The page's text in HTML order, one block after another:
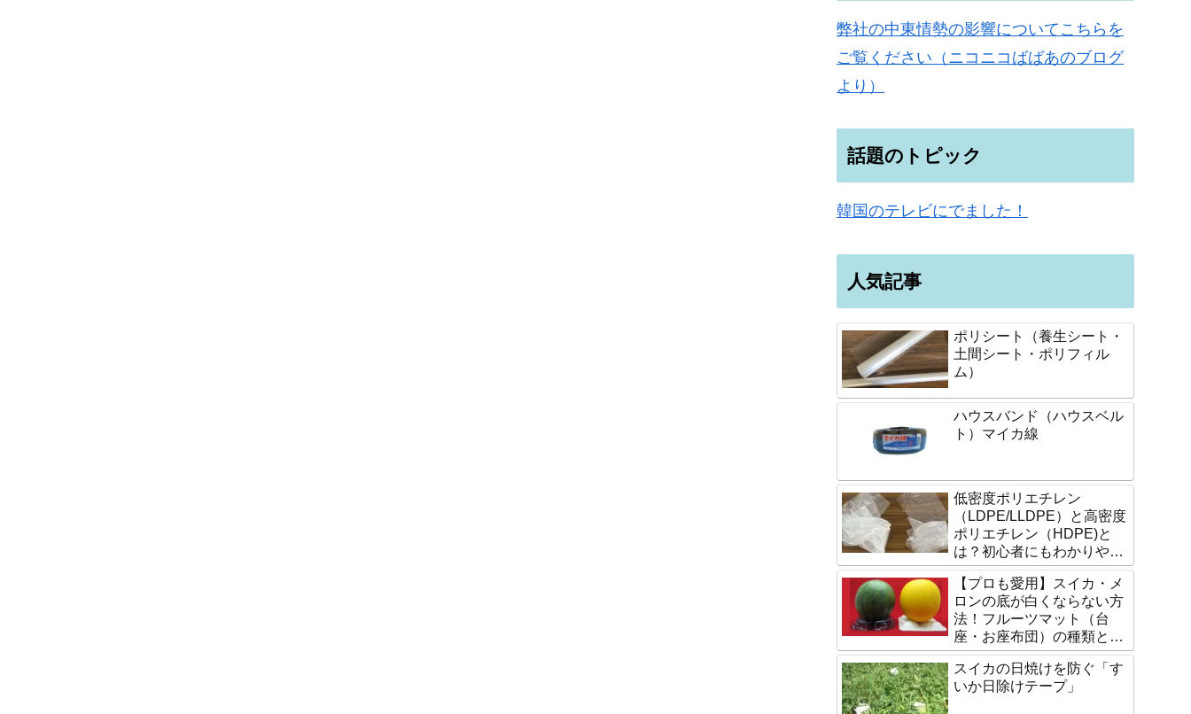
弊社の中東情勢の影響についてこちらを
ご覧ください（ニコニコばばあのブログ
より）
話題のトピック
韓国のテレビにでました！
人気記事
ポリシート（養生シート・
土間シート・ポリフィル
ム）
ハウスバンド（ハウスベル
ト）マイカ線
低密度ポリエチレン
（LDPE/LLDPE）と高密度
ポリエチレン（HDPE)と
は？初心者にもわかりやす
く説明します。
【プロも愛用】スイカ・メ
ロンの底が白くならない方
法！フルーツマット（台
座・お座布団）の種類と選
び方
スイカの日焼けを防ぐ「す
いか日除けテープ」